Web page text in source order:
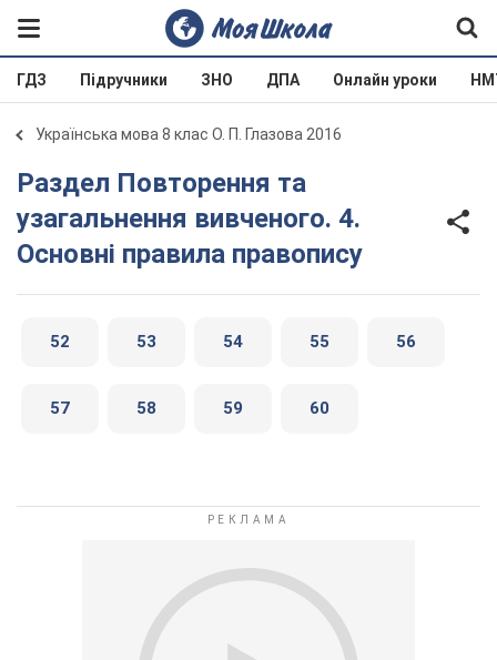
ГДЗ Підручники ЗНО ДПА Онлайн уроки
Українська мова 8 клас О. П. Глазова 2016
Раздел Повторення та
узагальнення вивченого. 4.
Основні правила правопису
52 53 54 55 56
57 58 59 60